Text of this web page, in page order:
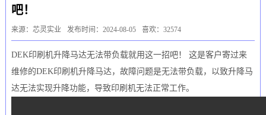
吧！
来源：芯灵实业 发布时间：2024-08-05 喜欢：32574
DEK印刷机升降马达无法带负载就用这一招吧！ 这是客户寄过来
维修的DEK印刷机升降马达，故障问题是无法带负载，以致升降马
达无法实现升降功能，导致印刷机无法正常工作。